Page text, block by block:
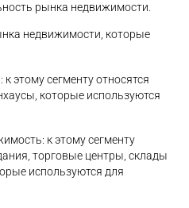
рынка недвижимости.
недвижимости, которые
этому сегменту относятся
которые используются
к этому сегменту
торговые центры, склады
используются для